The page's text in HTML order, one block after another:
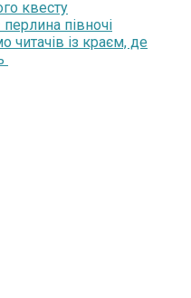
квесту
півночі
із краєм, де